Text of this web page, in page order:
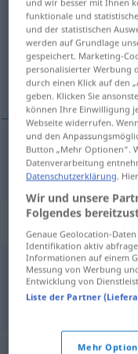
Übersicht aller
(Für mehr Details die
acılı, gözyaşı dolu
acılı,gözyaşı dolu
rührselig
funktionale und
und der statistischen
werden auf Grundlage
gespeichert. Marketing-
personalisierter Werbung
durch einen Klick auf den
geben. Klicken Sie
können Ihre Einwilligung
Webseite widerrufen.
und den
Button „Mehr Optionen“.
Datenverarbeitung
Datenschutzerklärung .
Wir und unsere
Folgendes
Genaue Geolocation-
Identifikation aktiv
Informationen auf einem
Messung von Werbung
Entwicklung von
Liste der Partner
Mehr